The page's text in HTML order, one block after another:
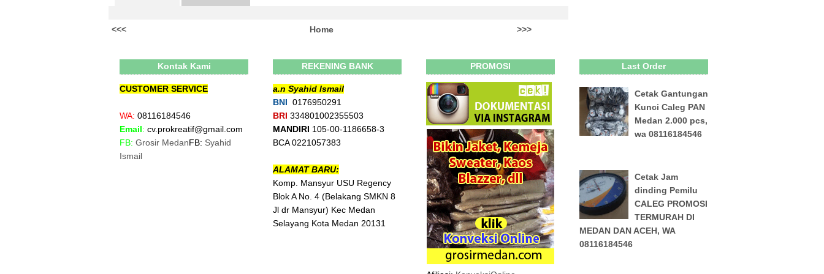
<<< >>>
Home
Kontak Kami
CUSTOMER SERVICE
WA: 08116184546
Email: cv.prokreatif@gmail.com
FB: Grosir MedanFB: Syahid
Ismail
REKENING BANK
a.n Syahid Ismail
BNI 0176950291
BRI 334801002355503
MANDIRI 105-00-1186658-3
BCA 0221057383
ALAMAT BARU:
Komp. Mansyur USU Regency
Blok A No. 4 (Belakang SMKN 8
Jl dr Mansyur) Kec Medan
Selayang Kota Medan 20131
PROMOSI Last Order
Cetak Gantungan
Kunci Caleg PAN
Medan 2.000 pcs,
wa 08116184546
Cetak Jam
dinding Pemilu
CALEG PROMOSI
TERMURAH DI
MEDAN DAN ACEH, WA
08116184546